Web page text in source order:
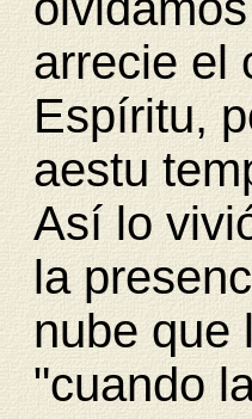
arrecie el
Espíritu,
aestu
Así lo
la
nube que
"cuando